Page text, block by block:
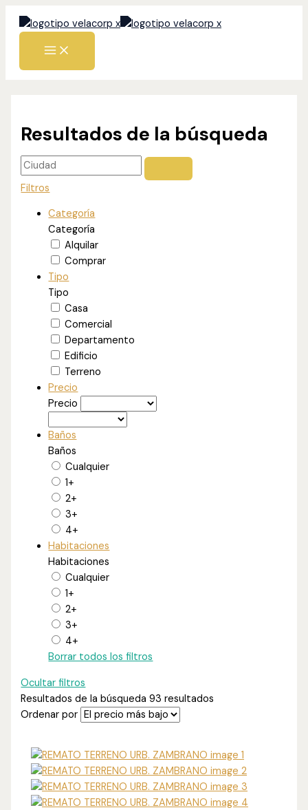
contenido
Resultados de la búsqueda
Filtros
Categoría
Categoría
Alquilar
Comprar
Tipo
Tipo
Casa
Comercial
Departamento
Edificio
Terreno
Precio
Precio
Baños
Baños
Cualquier
1+
2+
3+
4+
Habitaciones
Habitaciones
Cualquier
1+
2+
3+
4+
Borrar todos los filtros
Ocultar filtros
Resultados de la búsqueda 93 resultados
Ordenar por